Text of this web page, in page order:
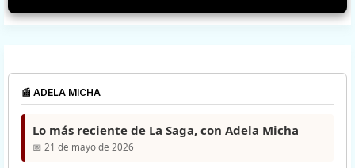
📰 ADELA MICHA
Lo más reciente de La Saga, con Adela Micha
📅 21 de mayo de 2026